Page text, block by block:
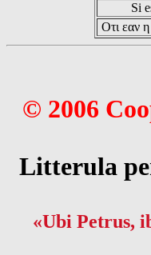
Si
Οτι εαν
© 2006
Litterula
«Ubi Petrus,